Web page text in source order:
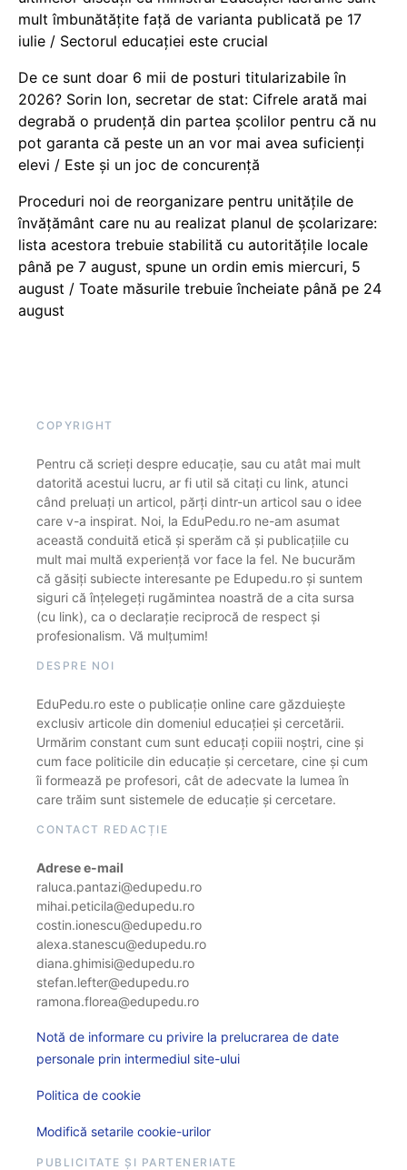
mult îmbunătățite față de varianta publicată pe 17
iulie / Sectorul educației este crucial
De ce sunt doar 6 mii de posturi titularizabile în
2026? Sorin Ion, secretar de stat: Cifrele arată mai
degrabă o prudență din partea școlilor pentru că nu
pot garanta că peste un an vor mai avea suficienți
elevi / Este și un joc de concurență
Proceduri noi de reorganizare pentru unitățile de
învățământ care nu au realizat planul de școlarizare:
lista acestora trebuie stabilită cu autoritățile locale
până pe 7 august, spune un ordin emis miercuri, 5
august / Toate măsurile trebuie încheiate până pe 24
august
COPYRIGHT
Pentru că scrieți despre educație, sau cu atât mai mult
datorită acestui lucru, ar fi util să citați cu link, atunci
când preluați un articol, părți dintr-un articol sau o idee
care v-a inspirat. Noi, la EduPedu.ro ne-am asumat
această conduită etică și sperăm că și publicațiile cu
mult mai multă experiență vor face la fel. Ne bucurăm
că găsiți subiecte interesante pe Edupedu.ro și suntem
siguri că înțelegeți rugămintea noastră de a cita sursa
(cu link), ca o declarație reciprocă de respect și
profesionalism. Vă mulțumim!
DESPRE NOI
EduPedu.ro este o publicație online care găzduiește
exclusiv articole din domeniul educației și cercetării.
Urmărim constant cum sunt educați copiii noștri, cine și
cum face politicile din educație și cercetare, cine și cum
îi formează pe profesori, cât de adecvate la lumea în
care trăim sunt sistemele de educație și cercetare.
CONTACT REDACȚIE
Adrese e-mail
raluca.pantazi@edupedu.ro
mihai.peticila@edupedu.ro
costin.ionescu@edupedu.ro
alexa.stanescu@edupedu.ro
diana.ghimisi@edupedu.ro
stefan.lefter@edupedu.ro
ramona.florea@edupedu.ro
Notă de informare cu privire la prelucrarea de date
personale prin intermediul site-ului
Politica de cookie
Modifică setarile cookie-urilor
PUBLICITATE ȘI PARTENERIATE